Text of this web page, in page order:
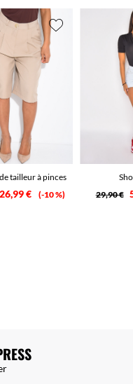
tailleur à pinces
26,99 € -10 %
29,90 €